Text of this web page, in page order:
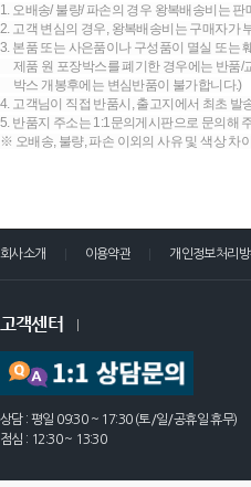
1. 오배송/ 불량/ 파손의 경우 왕복배송비는
2. 고객 변심의 경우, 왕복배송비는 구매자가
3. 본품 또는 사은품이나 구성품이 멸실 또는
제품 원 포장박스를 폐기한 경우에는 반품/
박스 개봉후에는 변심반품이 불가합니다.)
4. 고객님이 직접 반품시, 출고지에서 최초
5. 반품지 주소는 1:1문의게시판으로 문의해
※ 오배송, 불량, 파손 이외의 사유 및 색상 차
회사소개 이용약관 개인정보처리방
고객센터
상담 : 평일 09:30 ~ 17:30 (토/일/공휴일 휴무)
점심 : 12:30 ~ 13:30